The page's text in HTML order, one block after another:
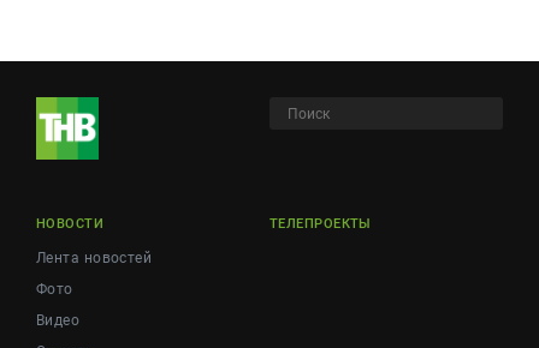
НОВОСТИ
Лента новостей
Фото
Видео
ТЕЛЕПРОЕКТЫ